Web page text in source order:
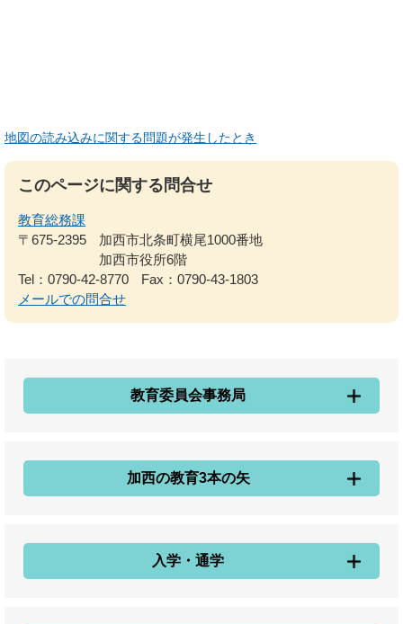
地図の読み込みに関する問題が発生したとき
このページに関する問合せ
教育総務課
〒675-2395
加西市北条町横尾1000番地
加西市役所6階
Tel：0790-42-8770
Fax：0790-43-1803
メールでの問合せ
教育委員会事務局
加西の教育3本の矢
入学・通学